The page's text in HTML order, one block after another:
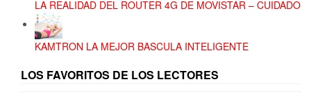
LA REALIDAD DEL ROUTER 4G DE MOVISTAR – CUIDADO
KAMTRON LA MEJOR BASCULA INTELIGENTE
LOS FAVORITOS DE LOS LECTORES